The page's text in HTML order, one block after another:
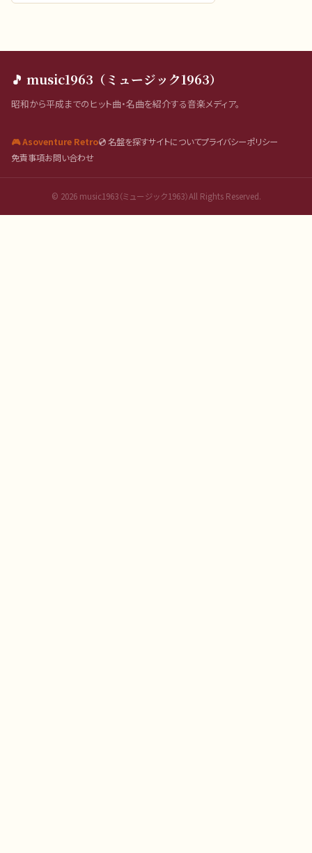
🎵 music1963（ミュージック1963）
昭和から平成までのヒット曲・名曲を紹介する音楽メディア。
🎮 Asoventure Retro💿 名盤を探すサイトについてプライバシーポリシー
免責事項お問い合わせ
© 2026music1963（ミュージック1963）All Rights Reserved.